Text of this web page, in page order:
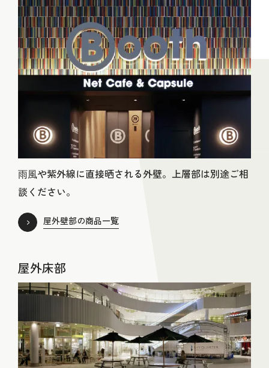
⾬⾵や紫外線に直接晒される外壁。上層部は別途ご相
談ください。
屋外壁部の商品一覧
屋外床部